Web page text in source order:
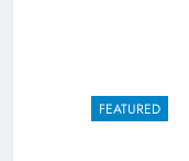
FEATURED